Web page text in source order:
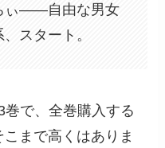
ぃ――自由な男女
スタート。
巻で、全巻購入する
まで高くはありま